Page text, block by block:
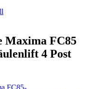
Maxima FC85
4 Post